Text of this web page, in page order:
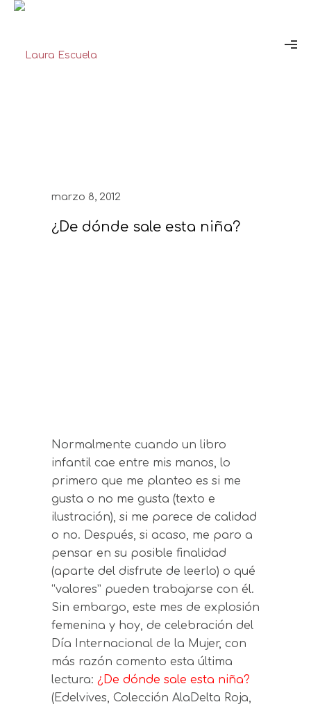
marzo 8, 2012
¿De dónde sale esta niña?
Normalmente cuando un libro
infantil cae entre mis manos, lo
primero que me planteo es si me
gusta o no me gusta (texto e
ilustración), si me parece de calidad
o no. Después, si acaso, me paro a
pensar en su posible finalidad
(aparte del disfrute de leerlo) o qué
“valores” pueden trabajarse con él.
Sin embargo, este mes de explosión
femenina y hoy, de celebración del
Día Internacional de la Mujer, con
más razón comento esta última
lectura: ¿De dónde sale esta niña?
(Edelvives, Colección AlaDelta Roja,